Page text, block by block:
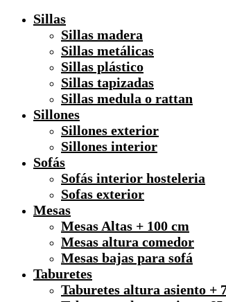
Sillas
Sillas madera
Sillas metálicas
Sillas plástico
Sillas tapizadas
Sillas medula o rattan
Sillones
Sillones exterior
Sillones interior
Sofás
Sofás interior hosteleria
Sofas exterior
Mesas
Mesas Altas + 100 cm
Mesas altura comedor
Mesas bajas para sofá
Taburetes
Taburetes altura asiento +